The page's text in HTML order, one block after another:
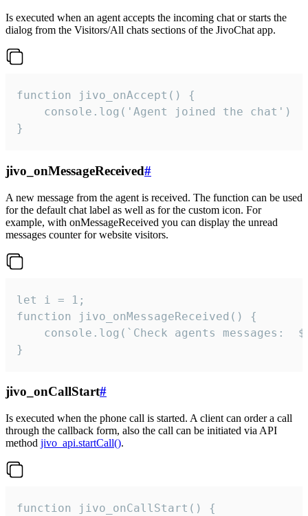
Is executed when an agent accepts the incoming chat or starts the
dialog from the Visitors/All chats sections of the JivoChat app.
function jivo_onAccept() {
}
jivo_onMessageReceived#
A new message from the agent is received. The function can be used
for the default chat label as well as for the custom icon. For
example, with onMessageReceived you can display the unread
messages counter for website visitors.
let i = 1;
function jivo_onMessageReceived() {
}
jivo_onCallStart#
Is executed when the phone call is started. A client can order a call
through the callback form, also the call can be initiated via API
method jivo_api.startCall().
function jivo_onCallStart() {